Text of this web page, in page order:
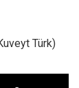
Türk)